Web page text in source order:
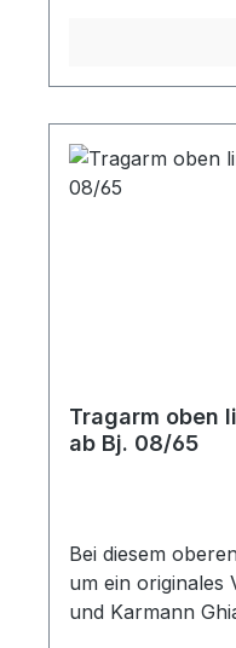
Tragarm oben
ab Bj. 08/65
Bei diesem
um ein originales
und Karmann